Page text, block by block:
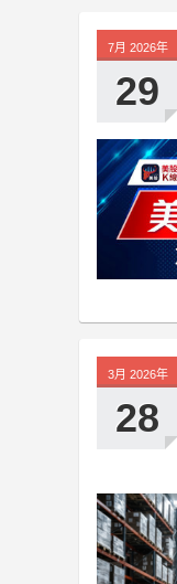
7月 2026年
29
3月 2026年
28